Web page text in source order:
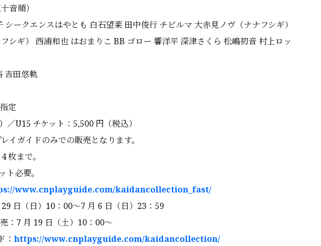
音順）
シークエンスはやとも 白石望莱 田中俊行 チビルマ 大赤見ノヴ（ナナフシギ）
シギ） 西浦和也 はおまりこ BB ゴロー 響洋平 深津さくら 松嶋初音 村上ロッ
吉田悠軌
定
／U15 チケット：5,500 円（税込）
イガイドのみでの販売となります。
枚まで。
必要。
www.cnplayguide.com/kaidancollection_fast/
日（日）10：00～7 月 6 日（日）23：59
：7 月 19 日（土）10：00～
： https://www.cnplayguide.com/kaidancollection/